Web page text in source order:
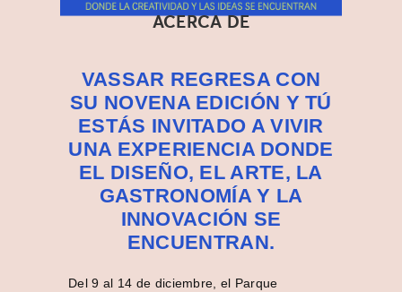
ACERCA DE
VASSAR REGRESA CON
SU NOVENA EDICIÓN Y TÚ
ESTÁS INVITADO A VIVIR
UNA EXPERIENCIA DONDE
EL DISEÑO, EL ARTE, LA
GASTRONOMÍA Y LA
INNOVACIÓN SE
ENCUENTRAN.
Del 9 al 14 de diciembre, el Parque